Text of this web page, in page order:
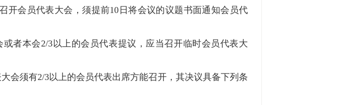
开会员代表大会，须提前10 日将会议的议题书面通知会员代
或者本会2/3 以上的会员代表提议，应当召开临时会员代表大
会须有2/3以上的会员代表出席方能召开，其决议具备下列条